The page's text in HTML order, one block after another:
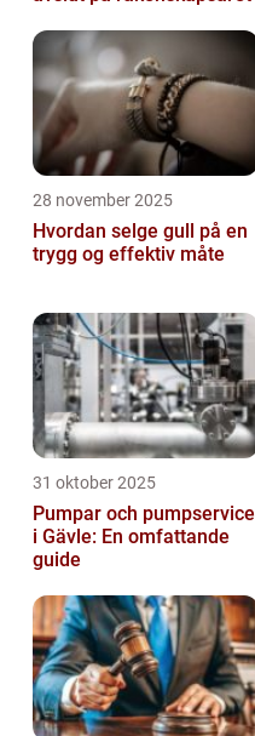
28 november 2025
Hvordan selge gull på en
trygg og effektiv måte
31 oktober 2025
Pumpar och pumpservice
i Gävle: En omfattande
guide